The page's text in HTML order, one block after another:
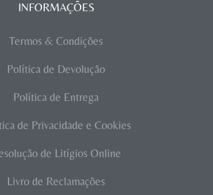
INFORMAÇÕES
Termos & Condições
Política de Devolução
Política de Entrega
de Privacidade e Cookies
de Litígios Online
Livro de Reclamações